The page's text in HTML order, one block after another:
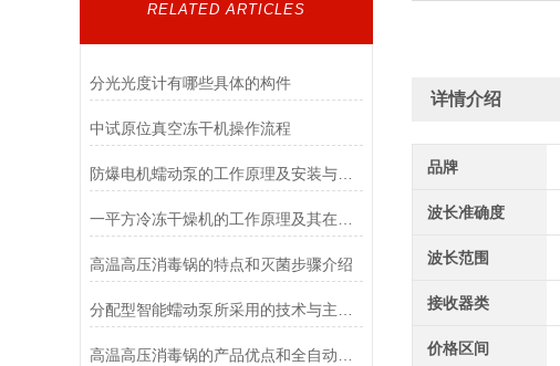
RELATED ARTICLES
分光光度计有哪些具体的构件
中试原位真空冻干机操作流程
防爆电机蠕动泵的工作原理及安装与配管
一平方冷冻干燥机的工作原理及其在材料科学中的重要性
高温高压消毒锅的特点和灭菌步骤介绍
详情介绍
品牌
波长准确度
波长范围
接收器类
价格区间